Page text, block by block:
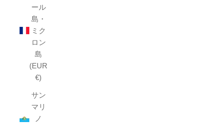
ール
島・
ミク
ロン
島
(EUR
€)
サン
マリ
ノ